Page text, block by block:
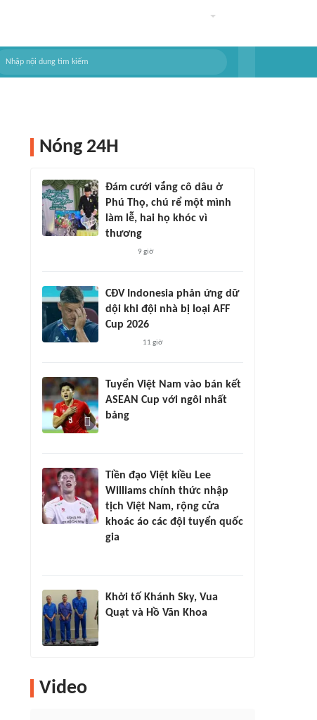
Nóng 24H
Đám cưới vắng cô dâu ở
Phú Thọ, chú rể một mình
làm lễ, hai họ khóc vì
thương
9 giờ
CĐV Indonesia phản ứng dữ
dội khi đội nhà bị loại AFF
Cup 2026
11 giờ
Tuyển Việt Nam vào bán kết
ASEAN Cup với ngôi nhất
bảng
Tiền đạo Việt kiều Lee
Williams chính thức nhập
tịch Việt Nam, rộng cửa
khoác áo các đội tuyển quốc
gia
Khởi tố Khánh Sky, Vua
Quạt và Hồ Văn Khoa
Video